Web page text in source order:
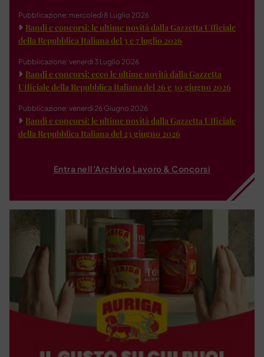
Pubblicazione: mercoledì 8 Luglio 2026
Bandi e concorsi: le ultime novità dalla Gazzetta Ufficiale
della Repubblica Italiana del 3 e 7 luglio 2026
Pubblicazione: venerdì 3 Luglio 2026
Bandi e concorsi: ecco le ultime novità dalla Gazzetta
Ufficiale della Repubblica Italiana del 26 e 30 giugno 2026
Pubblicazione: venerdì 26 Giugno 2026
Bandi e concorsi: le ultime novità dalla Gazzetta Ufficiale
della Repubblica Italiana del 23 giugno 2026
Entra nell'Archivio Lavoro & Concorsi